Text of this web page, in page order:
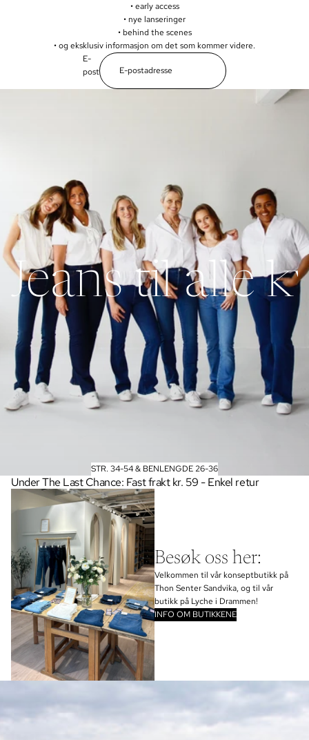
• early access
• nye lanseringer
• behind the scenes
• og eksklusiv informasjon om det som kommer videre.
E-
post
Jeans til alle
STR. 34-54 & BENLENGDE 26-36
Under The Last Chance: Fast frakt kr. 59 - Enkel retur
Besøk oss her:
Velkommen til vår konseptbutikk på
Thon Senter Sandvika, og til vår
butikk på Lyche i Drammen!
INFO OM BUTIKKENE